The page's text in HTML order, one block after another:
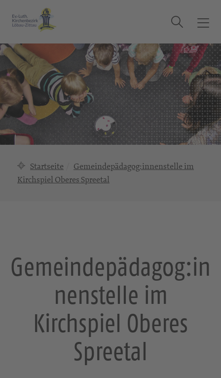
T
g
g
l
e
n
a
v
i
g
Suche
Startseite
Gemeindepädagog:innenstelle im
Kirchspiel Oberes Spreetal
Gemeindepädagog:in
nenstelle im
Kirchspiel Oberes
Spreetal